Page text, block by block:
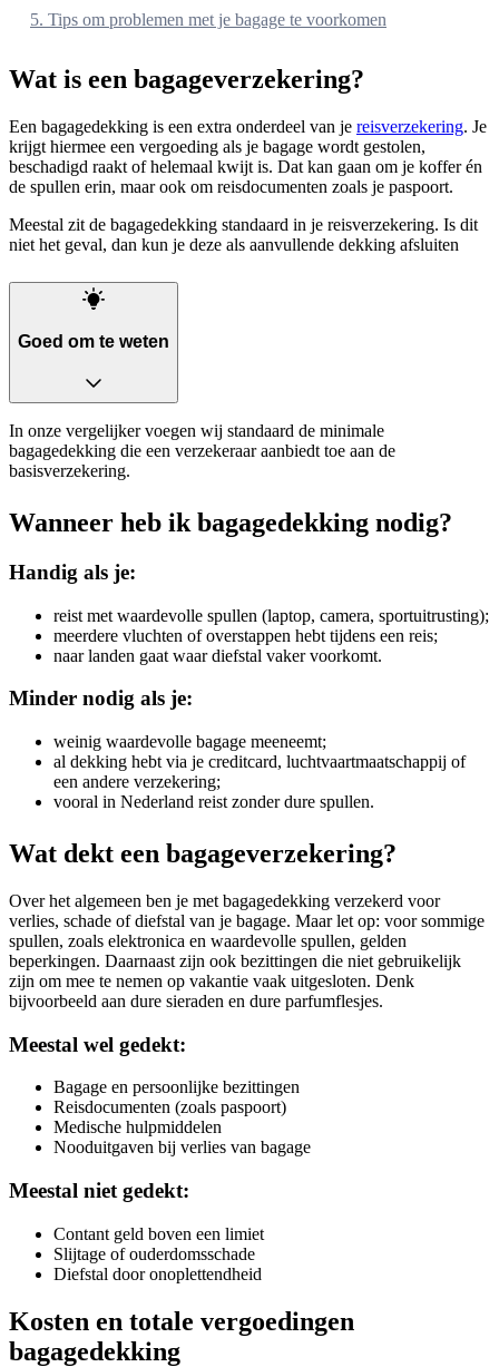
5. Tips om problemen met je bagage te voorkomen
Wat is een bagageverzekering?
Een bagagedekking is een extra onderdeel van je reisverzekering. Je
krijgt hiermee een vergoeding als je bagage wordt gestolen,
beschadigd raakt of helemaal kwijt is. Dat kan gaan om je koffer én
de spullen erin, maar ook om reisdocumenten zoals je paspoort.
Meestal zit de bagagedekking standaard in je reisverzekering. Is dit
niet het geval, dan kun je deze als aanvullende dekking afsluiten
Goed om te weten
In onze vergelijker voegen wij standaard de minimale
bagagedekking die een verzekeraar aanbiedt toe aan de
basisverzekering.
Wanneer heb ik bagagedekking nodig?
Handig als je:
reist met waardevolle spullen (laptop, camera, sportuitrusting);
meerdere vluchten of overstappen hebt tijdens een reis;
naar landen gaat waar diefstal vaker voorkomt.
Minder nodig als je:
weinig waardevolle bagage meeneemt;
al dekking hebt via je creditcard, luchtvaartmaatschappij of
een andere verzekering;
vooral in Nederland reist zonder dure spullen.
Wat dekt een bagageverzekering?
Over het algemeen ben je met bagagedekking verzekerd voor
verlies, schade of diefstal van je bagage. Maar let op: voor sommige
spullen, zoals elektronica en waardevolle spullen, gelden
beperkingen. Daarnaast zijn ook bezittingen die niet gebruikelijk
zijn om mee te nemen op vakantie vaak uitgesloten. Denk
bijvoorbeeld aan dure sieraden en dure parfumflesjes.
Meestal wel gedekt:
Bagage en persoonlijke bezittingen
Reisdocumenten (zoals paspoort)
Medische hulpmiddelen
Nooduitgaven bij verlies van bagage
Meestal niet gedekt:
Contant geld boven een limiet
Slijtage of ouderdomsschade
Diefstal door onoplettendheid
Kosten en totale vergoedingen
bagagedekking